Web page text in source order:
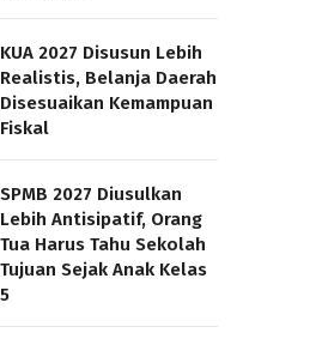
KUA 2027 Disusun Lebih
Realistis, Belanja Daerah
Disesuaikan Kemampuan
Fiskal
SPMB 2027 Diusulkan
Lebih Antisipatif, Orang
Tua Harus Tahu Sekolah
Tujuan Sejak Anak Kelas
5